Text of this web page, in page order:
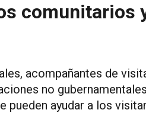
comunitarios
acompañantes de
no
ayudar a los